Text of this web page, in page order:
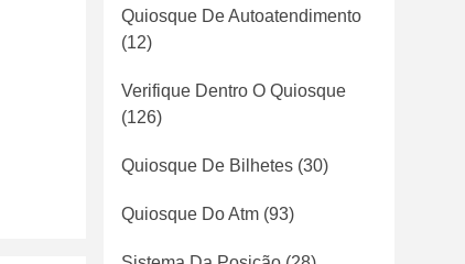
Quiosque De Autoatendimento
(12)
Verifique Dentro O Quiosque
(126)
Quiosque De Bilhetes (30)
Quiosque Do Atm (93)